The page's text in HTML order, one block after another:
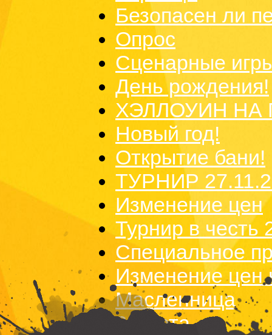
Безопасен ли
Опрос
Сценарные
День рождения!
ХЭЛЛОУИН НА
Новый год!
Открытие бани!
ТУРНИР
Изменение цен
Турнир в честь
Специальное
Изменение цен
Масленница
8 марта